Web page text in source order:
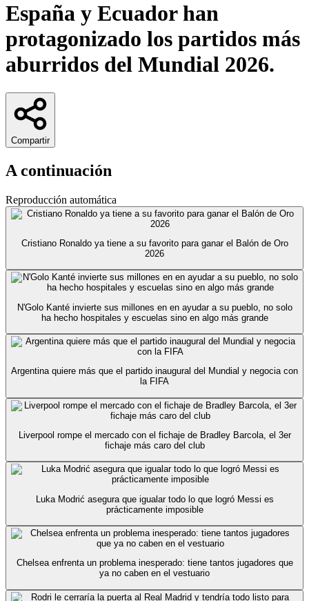
España y Ecuador han
protagonizado los partidos más
aburridos del Mundial 2026.
Compartir
A continuación
Reproducción automática
Cristiano Ronaldo ya tiene a su favorito para ganar el Balón de Oro
2026
N'Golo Kanté invierte sus millones en en ayudar a su pueblo, no solo
ha hecho hospitales y escuelas sino en algo más grande
Argentina quiere más que el partido inaugural del Mundial y negocia con
la FIFA
Liverpool rompe el mercado con el fichaje de Bradley Barcola, el 3er
fichaje más caro del club
Luka Modrić asegura que igualar todo lo que logró Messi es
prácticamente imposible
Chelsea enfrenta un problema inesperado: tiene tantos jugadores que
ya no caben en el vestuario